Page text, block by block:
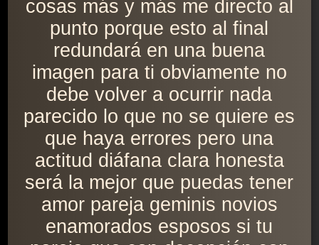
cosas más y más me directo al
punto porque esto al final
redundará en una buena
imagen para ti obviamente no
debe volver a ocurrir nada
parecido lo que no se quiere es
que haya errores pero una
actitud diáfana clara honesta
será la mejor que puedas tener
amor pareja geminis novios
enamorados esposos si tu